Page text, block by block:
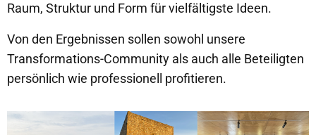
Raum, Struktur und Form für vielfältigste Ideen.
Von den Ergebnissen sollen sowohl unsere
Transformations-Community als auch alle Beteiligten
persönlich wie professionell profitieren.